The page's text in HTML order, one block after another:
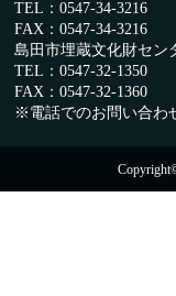
TEL：0547-34-3216
FAX：0547-34-3216
島田市埋蔵文化財セ
TEL：0547-32-1350
FAX：0547-32-1360
※電話でのお問い合わ